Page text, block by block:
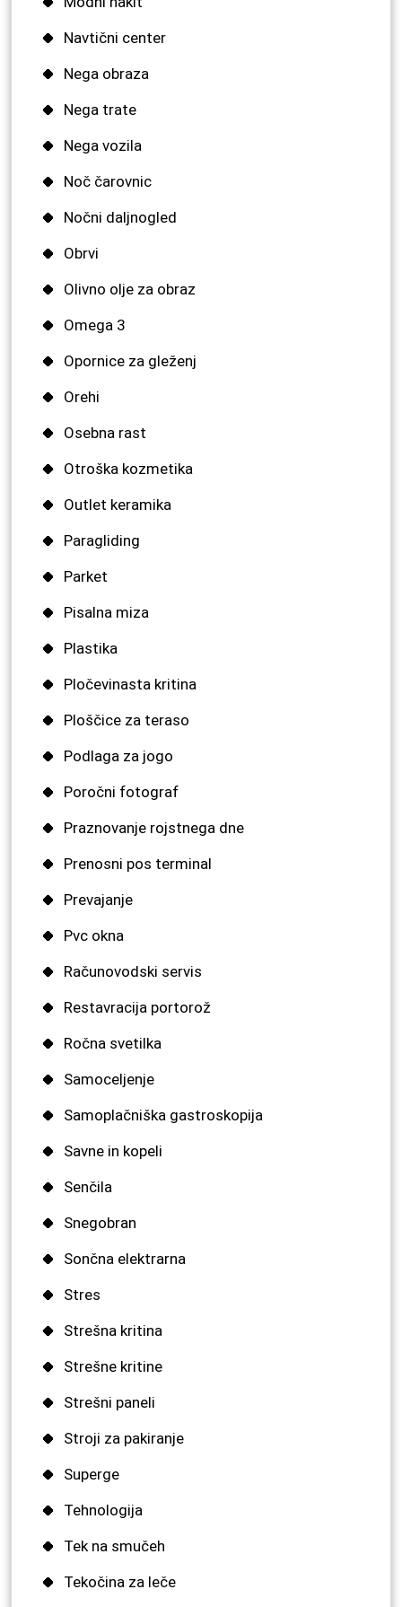
Navtični center
Nega obraza
Nega trate
Nega vozila
Noč čarovnic
Nočni daljnogled
Obrvi
Olivno olje za obraz
Omega 3
Opornice za gleženj
Orehi
Osebna rast
Otroška kozmetika
Outlet keramika
Paragliding
Parket
Pisalna miza
Plastika
Pločevinasta kritina
Ploščice za teraso
Podlaga za jogo
Poročni fotograf
Praznovanje rojstnega dne
Prenosni pos terminal
Prevajanje
Pvc okna
Računovodski servis
Restavracija portorož
Ročna svetilka
Samoceljenje
Samoplačniška gastroskopija
Savne in kopeli
Senčila
Snegobran
Sončna elektrarna
Stres
Strešna kritina
Strešne kritine
Strešni paneli
Stroji za pakiranje
Superge
Tehnologija
Tek na smučeh
Tekočina za leče